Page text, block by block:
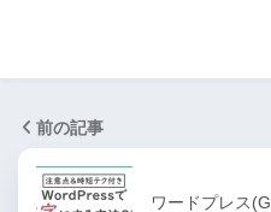
前の記事
ワードプレス